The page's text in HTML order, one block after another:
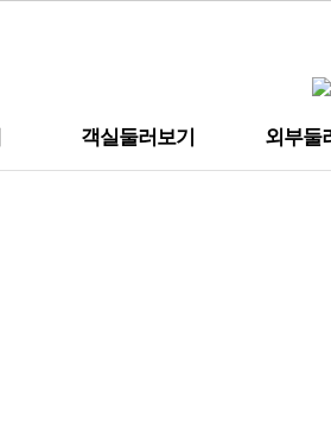
객실둘러보기 외부둘